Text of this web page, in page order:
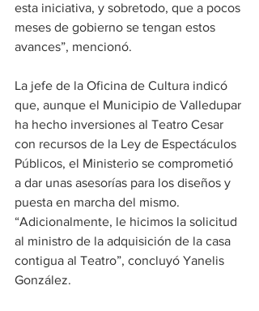
esta iniciativa, y sobretodo, que a pocos
meses de gobierno se tengan estos
avances”, mencionó.
La jefe de la Oficina de Cultura indicó
que, aunque el Municipio de Valledupar
ha hecho inversiones al Teatro Cesar
con recursos de la Ley de Espectáculos
Públicos, el Ministerio se comprometió
a dar unas asesorías para los diseños y
puesta en marcha del mismo.
“Adicionalmente, le hicimos la solicitud
al ministro de la adquisición de la casa
contigua al Teatro”, concluyó Yanelis
González.